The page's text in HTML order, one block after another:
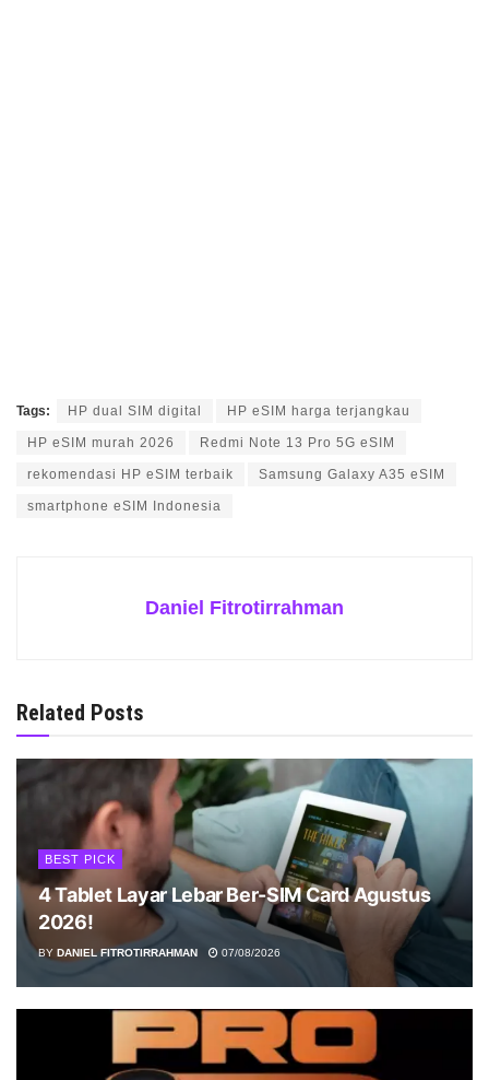
Tags: HP dual SIM digital HP eSIM harga terjangkau
HP eSIM murah 2026 Redmi Note 13 Pro 5G eSIM
rekomendasi HP eSIM terbaik Samsung Galaxy A35 eSIM
smartphone eSIM Indonesia
Daniel Fitrotirrahman
Related Posts
BEST PICK
4 Tablet Layar Lebar Ber-SIM Card Agustus
2026!
BY DANIEL FITROTIRRAHMAN 07/08/2026